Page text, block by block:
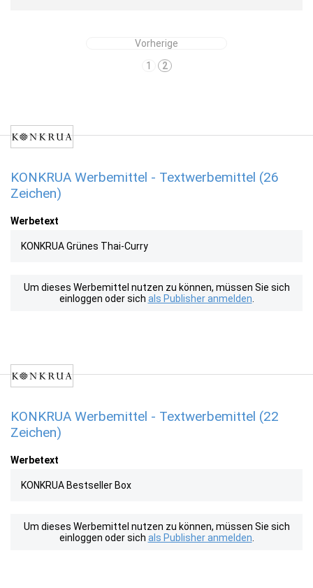
Vorherige
1
2
KONKRUA Werbemittel - Textwerbemittel (26
Zeichen)
Werbetext
KONKRUA Grünes Thai-Curry
Um dieses Werbemittel nutzen zu können, müssen Sie sich
einloggen oder sich als Publisher anmelden
KONKRUA Werbemittel - Textwerbemittel (22
Zeichen)
Werbetext
KONKRUA Bestseller Box
Um dieses Werbemittel nutzen zu können, müssen Sie sich
einloggen oder sich als Publisher anmelden